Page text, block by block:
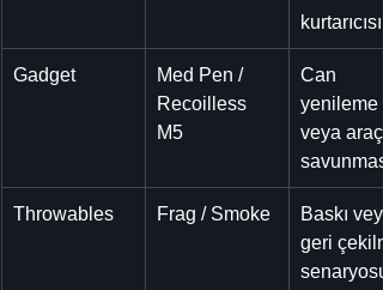
kurtarıcısı.
Gadget
Med Pen /
Recoilless
M5
Can
yenileme
veya araç
Throwables Frag / Smoke
Baskı
geri
senaryosu.